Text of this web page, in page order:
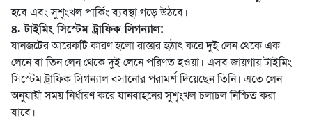
হবে এবং সুশৃংখল পার্কিং ব্যবস্থা গড়ে উঠবে।
৪. টাইমিং সিস্টেম ট্রাফিক সিগন্যাল:
যানজটের আরেকটি কারণ হলো রাস্তার হঠাৎ করে দুই লেন থেকে এক
লেনে বা তিন লেন থেকে দুই লেনে পরিণত হওয়া। এসব জায়গায় টাইমিং
সিস্টেম ট্রাফিক সিগন্যাল বসানোর পরামর্শ দিয়েছেন তিনি। এতে লেন
অনুযায়ী সময় নির্ধারণ করে যানবাহনের সুশৃংখল চলাচল নিশ্চিত করা
যাবে।